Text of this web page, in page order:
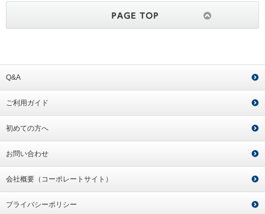
Q&A
ご利用ガイド
初めての方へ
お問い合わせ
会社概要（コーポレートサイト）
プライバシーポリシー